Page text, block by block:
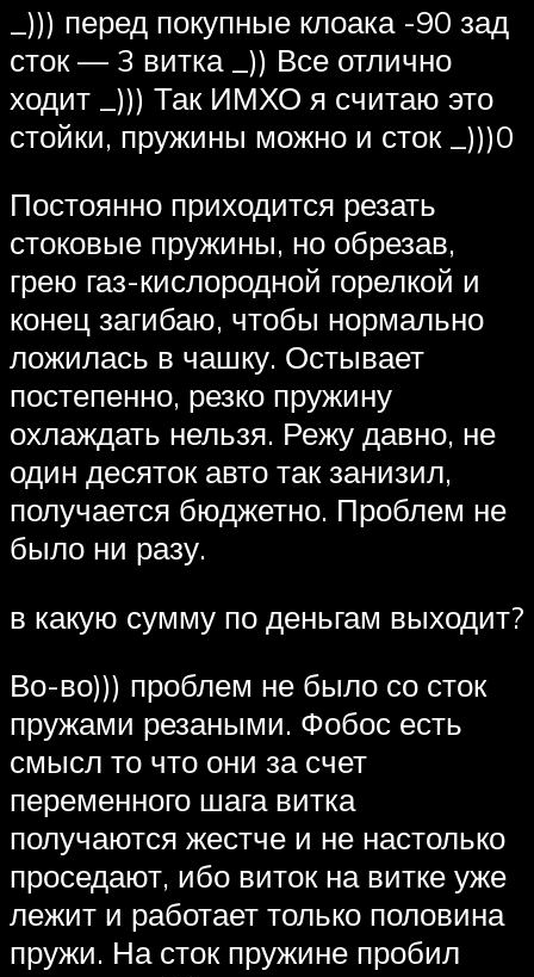
_))) перед покупные клоака -90 зад
сток — 3 витка _)) Все отлично
ходит _))) Так ИМХО я считаю это
стойки, пружины можно и сток _)))0
Постоянно приходится резать
стоковые пружины, но обрезав,
грею газ-кислородной горелкой и
конец загибаю, чтобы нормально
ложилась в чашку. Остывает
постепенно, резко пружину
охлаждать нельзя. Режу давно, не
один десяток авто так занизил,
получается бюджетно. Проблем не
было ни разу.
в какую сумму по деньгам выходит?
Во-во))) проблем не было со сток
пружами резаными. Фобос есть
смысл то что они за счет
переменного шага витка
получаются жестче и не настолько
проседают, ибо виток на витке уже
лежит и работает только половина
пружи. На сток пружине пробил